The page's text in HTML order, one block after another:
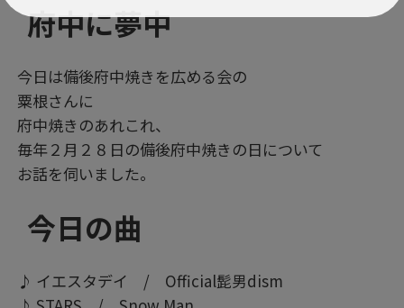
府中に夢中
今日は備後府中焼きを広める会の
粟根さんに
府中焼きのあれこれ、
毎年２月２８日の備後府中焼きの日について
お話を伺いました。
今日の曲
♪ イエスタデイ / Official髭男dism